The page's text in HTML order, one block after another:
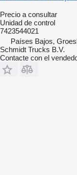
Precio a consultar
Unidad de control
7423544021
Países Bajos,
Schmidt Trucks B.V.
Contacte con el